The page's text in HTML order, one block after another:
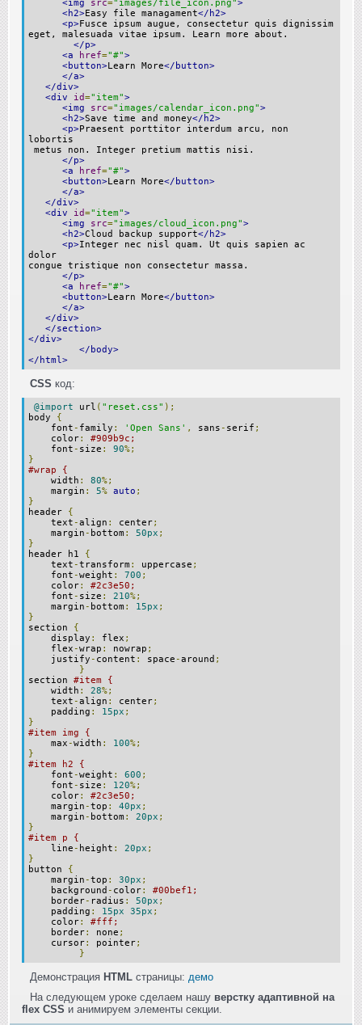
<img src="images/file_icon.png">
<h2>Easy file managament</h2>
<p>Fusce ipsum augue, consectetur quis dignissim
eget, malesuada vitae ipsum. Learn more about.
</p>
<a
href="#">
<button>Learn More</button>
</a>
</div>
<div
id="item">
<img
src="images/calendar_icon.png">
<h2>Save time and money</h2>
<p>Praesent porttitor interdum arcu, non
lobortis
metus non. Integer pretium mattis nisi.
</p>
<a
href="#">
<button>Learn More</button>
</a>
</div>
<div
id="item">
<img
src="images/cloud_icon.png">
<h2>Cloud backup support</h2>
<p>Integer nec nisl quam. Ut quis sapien ac
dolor
congue tristique non consectetur massa.
</p>
<a
href="#">
<button>Learn More</button>
</a>
</div>
</section>
</div>
</body>
</html>
CSS код:
@import url ( "reset.css" );
body {
font - family : 'Open Sans' , sans - serif ;
color:
#909b9c;
font - size : 90%;
}
#wrap {
width : 80%;
margin : 5% auto ;
}
header {
text -align : center;
margin - bottom : 50px ;
}
header h1 {
text -transform : uppercase ;
font -weight : 700 ;
color:
#2c3e50;
font - size : 210%;
margin - bottom : 15px ;
}
section {
display : flex ;
flex -wrap : nowrap ;
justify - content : space -around ;
}
section #item {
width : 28%;
text -align : center;
padding : 15px ;
}
#item img {
max -width : 100%;
}
#item h2 {
font -weight : 600 ;
font - size : 120%;
color:
#2c3e50;
margin -top : 40px ;
margin - bottom : 20px ;
}
#item p {
line - height : 20px ;
}
button {
margin -top : 30px ;
background - color:
#00bef1;
border- radius : 50px ;
padding : 15px 35px ;
color:
#fff;
border: none ;
cursor: pointer;
}
Демонстрация HTML страницы: демо
На следующем уроке сделаем нашу верстку адаптивной на
flex CSS и анимируем элементы секции.